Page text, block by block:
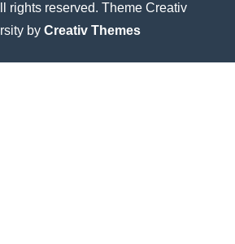
rights reserved. Theme Creativ
by Creativ Themes